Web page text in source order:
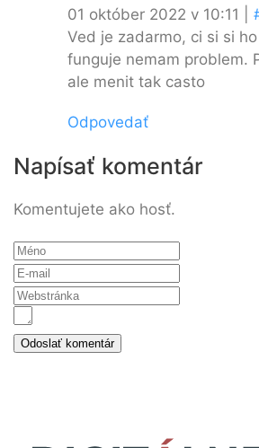
01 október 2022 v 10:11 |
Ved je zadarmo, ci si si
funguje nemam problem.
ale menit tak casto
Odpovedať
Napísať komentár
Komentujete ako hosť.